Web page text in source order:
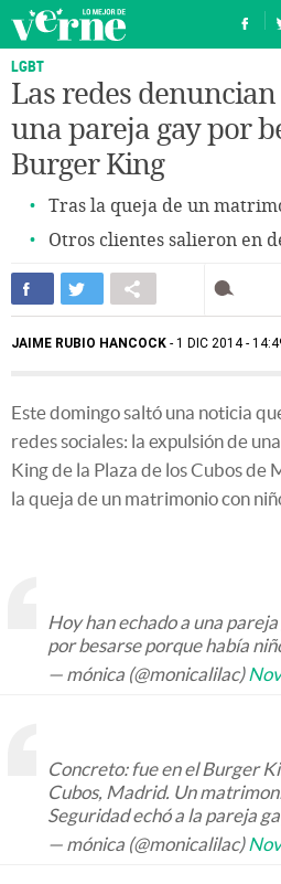
LGBT
Las redes
una pareja gay por
Burger King
Tras la queja de un
Otros clientes salieron en
JAIME RUBIO HANCOCK 1 DIC 2014 -
Este domingo saltó una noticia
redes sociales: la expulsión de
King de la Plaza de los Cubos de
la queja de un matrimonio con
Hoy han echado a una
por besarse porque había
— mónica (@monicalilac)
Concreto: fue en el Burger
Cubos, Madrid. Un
Seguridad echó a la pareja
— mónica (@monicalilac)